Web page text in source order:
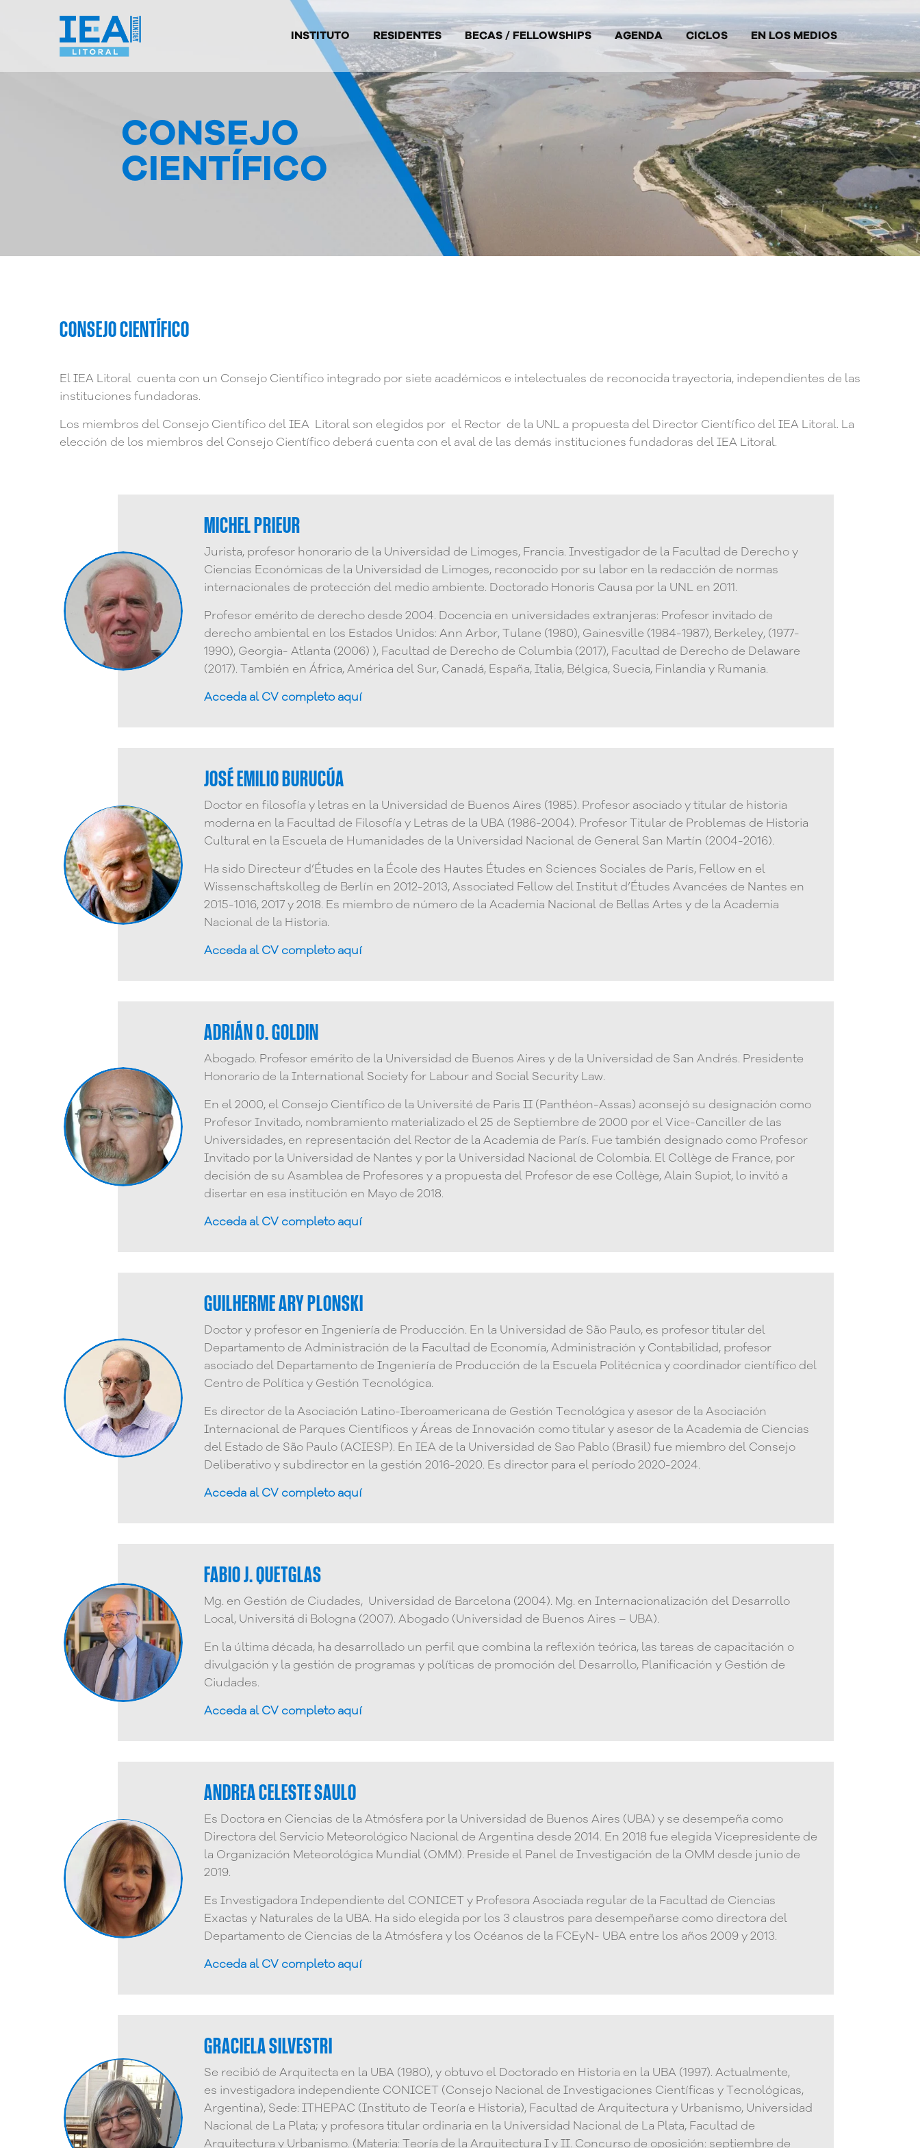
INSTITUTO RESIDENTES BECAS / FELLOWSHIPS AGENDA CICLOS EN LOS MEDIOS
CONSEJO
CIENTÍFICO
CONSEJO CIENTÍFICO
El IEA Litoral cuenta con un Consejo Científico integrado por siete académicos e intelectuales de reconocida trayectoria, independientes de las
instituciones fundadoras.
Los miembros del Consejo Científico del IEA Litoral son elegidos por el Rector de la UNL a propuesta del Director Científico del IEA Litoral. La
elección de los miembros del Consejo Científico deberá cuenta con el aval de las demás instituciones fundadoras del IEA Litoral.
MICHEL PRIEUR
Jurista, profesor honorario de la Universidad de Limoges, Francia. Investigador de la Facultad de Derecho y
Ciencias Económicas de la Universidad de Limoges, reconocido por su labor en la redacción de normas
internacionales de protección del medio ambiente. Doctorado Honoris Causa por la UNL en 2011.
Profesor emérito de derecho desde 2004. Docencia en universidades extranjeras: Profesor invitado de
derecho ambiental en los Estados Unidos: Ann Arbor, Tulane (1980), Gainesville (1984-1987), Berkeley, (1977-
1990), Georgia- Atlanta (2006) ), Facultad de Derecho de Columbia (2017), Facultad de Derecho de Delaware
(2017). También en África, América del Sur, Canadá, España, Italia, Bélgica, Suecia, Finlandia y Rumania.
Acceda al CV completo aquí
JOSÉ EMILIO BURUCÚA
Doctor en filosofía y letras en la Universidad de Buenos Aires (1985). Profesor asociado y titular de historia
moderna en la Facultad de Filosofía y Letras de la UBA (1986-2004). Profesor Titular de Problemas de Historia
Cultural en la Escuela de Humanidades de la Universidad Nacional de General San Martín (2004-2016).
Ha sido Directeur d’Études en la École des Hautes Études en Sciences Sociales de París, Fellow en el
Wissenschaftskolleg de Berlín en 2012-2013, Associated Fellow del Institut d’Études Avancées de Nantes en
2015-1016, 2017 y 2018. Es miembro de número de la Academia Nacional de Bellas Artes y de la Academia
Nacional de la Historia.
Acceda al CV completo aquí
ADRIÁN O. GOLDIN
Abogado. Profesor emérito de la Universidad de Buenos Aires y de la Universidad de San Andrés. Presidente
Honorario de la International Society for Labour and Social Security Law.
En el 2000, el Consejo Científico de la Université de Paris II (Panthéon-Assas) aconsejó su designación como
Profesor Invitado, nombramiento materializado el 25 de Septiembre de 2000 por el Vice-Canciller de las
Universidades, en representación del Rector de la Academia de París. Fue también designado como Profesor
Invitado por la Universidad de Nantes y por la Universidad Nacional de Colombia. El Collège de France, por
decisión de su Asamblea de Profesores y a propuesta del Profesor de ese Collège, Alain Supiot, lo invitó a
disertar en esa institución en Mayo de 2018.
Acceda al CV completo aquí
GUILHERME ARY PLONSKI
Doctor y profesor en Ingeniería de Producción. En la Universidad de São Paulo, es profesor titular del
Departamento de Administración de la Facultad de Economía, Administración y Contabilidad, profesor
asociado del Departamento de Ingeniería de Producción de la Escuela Politécnica y coordinador científico del
Centro de Política y Gestión Tecnológica.
Es director de la Asociación Latino-Iberoamericana de Gestión Tecnológica y asesor de la Asociación
Internacional de Parques Científicos y Áreas de Innovación como titular y asesor de la Academia de Ciencias
del Estado de São Paulo (ACIESP). En IEA de la Universidad de Sao Pablo (Brasil) fue miembro del Consejo
Deliberativo y subdirector en la gestión 2016-2020. Es director para el período 2020-2024.
Acceda al CV completo aquí
FABIO J. QUETGLAS
Mg. en Gestión de Ciudades, Universidad de Barcelona (2004). Mg. en Internacionalización del Desarrollo
Local, Universitá di Bologna (2007). Abogado (Universidad de Buenos Aires – UBA).
En la última década, ha desarrollado un perfil que combina la reflexión teórica, las tareas de capacitación o
divulgación y la gestión de programas y políticas de promoción del Desarrollo, Planificación y Gestión de
Ciudades.
Acceda al CV completo aquí
ANDREA CELESTE SAULO
Es Doctora en Ciencias de la Atmósfera por la Universidad de Buenos Aires (UBA) y se desempeña como
Directora del Servicio Meteorológico Nacional de Argentina desde 2014. En 2018 fue elegida Vicepresidente de
la Organización Meteorológica Mundial (OMM). Preside el Panel de Investigación de la OMM desde junio de
2019.
Es Investigadora Independiente del CONICET y Profesora Asociada regular de la Facultad de Ciencias
Exactas y Naturales de la UBA. Ha sido elegida por los 3 claustros para desempeñarse como directora del
Departamento de Ciencias de la Atmósfera y los Océanos de la FCEyN- UBA entre los años 2009 y 2013.
Acceda al CV completo aquí
GRACIELA SILVESTRI
Se recibió de Arquitecta en la UBA (1980), y obtuvo el Doctorado en Historia en la UBA (1997). Actualmente,
es investigadora independiente CONICET (Consejo Nacional de Investigaciones Científicas y Tecnológicas,
Argentina), Sede: ITHEPAC (Instituto de Teoría e Historia), Facultad de Arquitectura y Urbanismo, Universidad
Nacional de La Plata; y profesora titular ordinaria en la Universidad Nacional de La Plata, Facultad de
Arquitectura y Urbanismo. (Materia: Teoría de la Arquitectura I y II. Concurso de oposición: septiembre de